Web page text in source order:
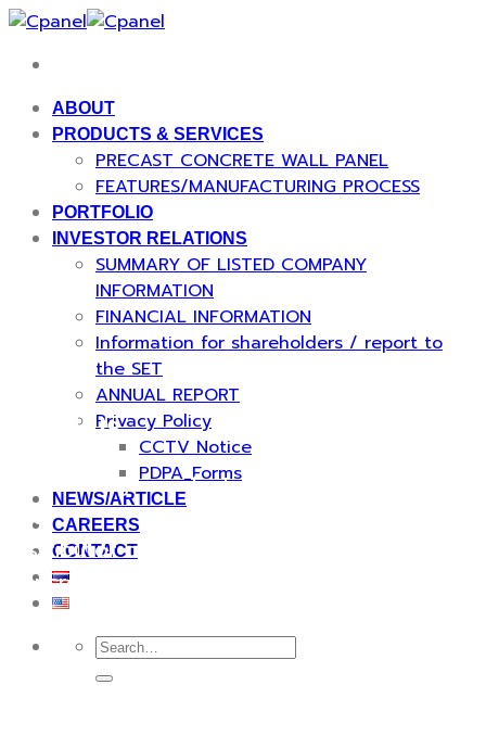
Skip
content
ABOUT
PRODUCTS & SERVICES
PRECAST CONCRETE WALL PANEL
FEATURES/MANUFACTURING PROCESS
PORTFOLIO
INVESTOR RELATIONS
SUMMARY OF LISTED COMPANY
INFORMATION
FINANCIAL INFORMATION
Information for shareholders / report to
the SET
ANNUAL REPORT
Privacy Policy
CCTV Notice
PDPA_Forms
NEWS/ARTICLE
CAREERS
CONTACT
About Us
The leading manufacturer
and
distributor of precast
concrete.